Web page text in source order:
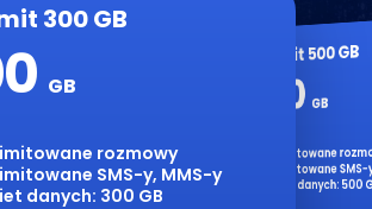
300 GB
GB
rozmowy
SMS-y, MMS-y
danych: 300 GB
No Limit 500 GB
500 GB
Nielimitowane
Nielimitowane
Pakiet danych: 500